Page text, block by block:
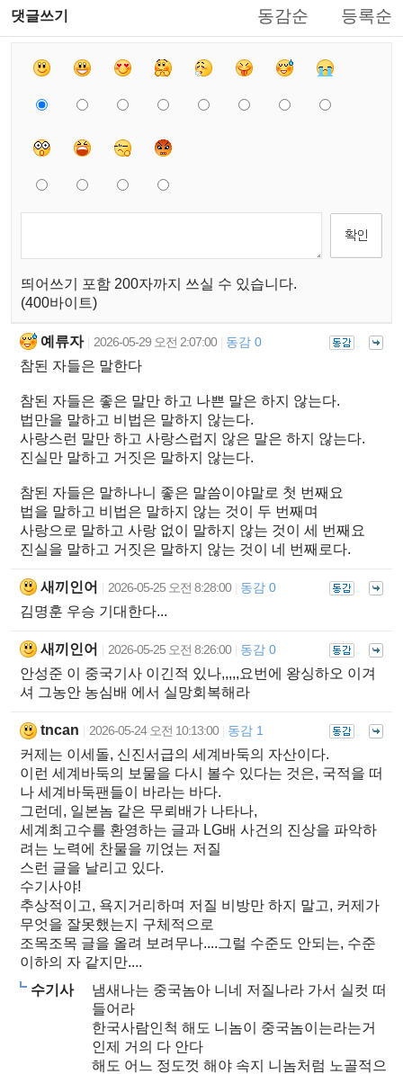
댓글쓰기 동감순 등록순
띄어쓰기 포함 200자까지 쓰실 수 있습니다.
(400바이트)
예류자 2026-05-29 오전 2:07:00 동감 0
참된 자들은 말한다
참된 자들은 좋은 말만 하고 나쁜 말은 하지 않는다.
법만을 말하고 비법은 말하지 않는다.
사랑스런 말만 하고 사랑스럽지 않은 말은 하지 않는다.
진실만 말하고 거짓은 말하지 않는다.
참된 자들은 말하나니 좋은 말씀이야말로 첫 번째요
법을 말하고 비법은 말하지 않는 것이 두 번째며
사랑으로 말하고 사랑 없이 말하지 않는 것이 세 번째요
진실을 말하고 거짓은 말하지 않는 것이 네 번째로다.
새끼인어 2026-05-25 오전 8:28:00 동감 0
김명훈 우승 기대한다...
새끼인어 2026-05-25 오전 8:26:00 동감 0
안성준 이 중국기사 이긴적 있나,,,,,요번에 왕싱하오 이겨
셔 그농안 농심배 에서 실망회복해라
tncan 2026-05-24 오전 10:13:00 동감 1
커제는 이세돌, 신진서급의 세계바둑의 자산이다.
이런 세계바둑의 보물을 다시 볼수 있다는 것은, 국적을 떠
나 세계바둑팬들이 바라는 바다.
그런데, 일본놈 같은 무뢰배가 나타나,
세계최고수를 환영하는 글과 LG배 사건의 진상을 파악하
려는 노력에 찬물을 끼얹는 저질
스런 글을 날리고 있다.
수기사야!
추상적이고, 욕지거리하며 저질 비방만 하지 말고, 커제가
무엇을 잘못했는지 구체적으로
조목조목 글을 올려 보려무나....그럴 수준도 안되는, 수준
이하의 자 같지만....
수기사
냄새나는 중국놈아 니네 저질나라 가서 실컷 떠
들어라
한국사람인척 해도 니놈이 중국놈이는라는거
인제 거의 다 안다
해도 어느 정도껏 해야 속지 니놈처럼 노골적으